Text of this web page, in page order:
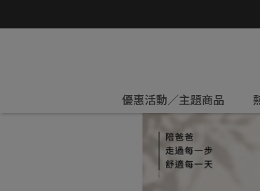
優惠活動／主題商品